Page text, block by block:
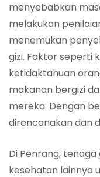
menyebabkan
melakukan
menemukan
gizi. Faktor seperti
ketidaktahuan
makanan bergizi
mereka. Dengan
direncanakan dan
Di Penrang,
kesehatan lainnya